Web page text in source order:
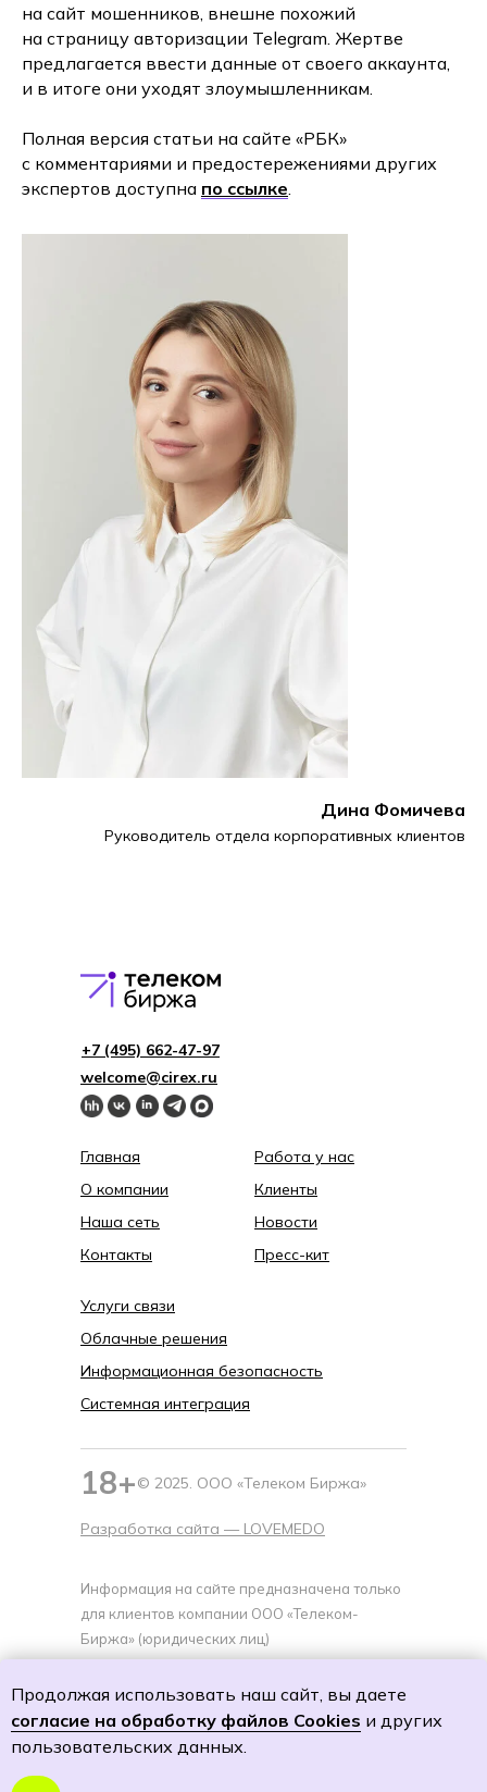
на сайт мошенников, внешне похожий
на страницу авторизации Telegram. Жертве
предлагается ввести данные от своего аккаунта,
и в итоге они уходят злоумышленникам.
Полная версия статьи на сайте «РБК»
с комментариями и предостережениями других
экспертов доступна по ссылке.
Дина Фомичева
Руководитель отдела корпоративных клиентов
Главная
О компании
Наша сеть
Контакты
Работа у нас
Клиенты
Новости
Пресс-кит
welcome@cirex.ru
+7 (495) 662-4 7-97
18+© 2025. ООО «Телеком Биржа»
Разработка сайта — LOVEMEDO
Услуги связи
Облачные решения
Информационная безопасность
Системная интеграция
Информация на сайте предназначена только
для клиентов компании ООО «Телеком-
Биржа» (юридических лиц)
Политику обработки персональных данных
Согласие на обработку персональных данных
Согласие на получение специальных
Продолжая использовать наш сайт, вы даете
согласие на обработку файлов Cookies и других
пользовательских данных.